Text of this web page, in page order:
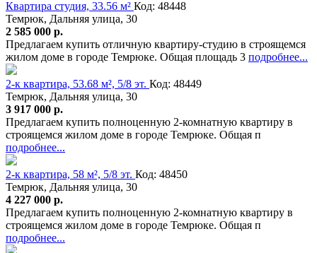
Квартира студия, 33.56 м² Код: 48448
Темрюк, Дальняя улица, 30
2 585 000 р.
Предлагаем купить отличную квартиру-студию в строящемся
жилом доме в городе Темрюке. Общая площадь 3 подробнее...
2-к квартира, 53.68 м², 5/8 эт. Код: 48449
Темрюк, Дальняя улица, 30
3 917 000 р.
Предлагаем купить полноценную 2-комнатную квартиру в
строящемся жилом доме в городе Темрюке. Общая п
подробнее...
2-к квартира, 58 м², 5/8 эт. Код: 48450
Темрюк, Дальняя улица, 30
4 227 000 р.
Предлагаем купить полноценную 2-комнатную квартиру в
строящемся жилом доме в городе Темрюке. Общая п
подробнее...